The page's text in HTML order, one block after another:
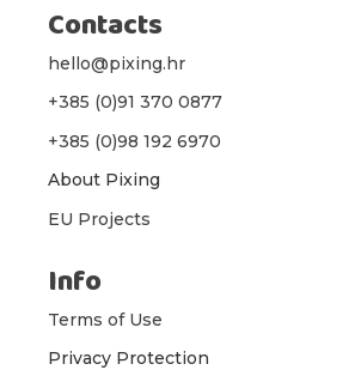
Contacts
hello@pixing.hr
+385 (0)91 370 0877
+385 (0)98 192 6970
About Pixing
EU Projects
Info
Terms of Use
Privacy Protection